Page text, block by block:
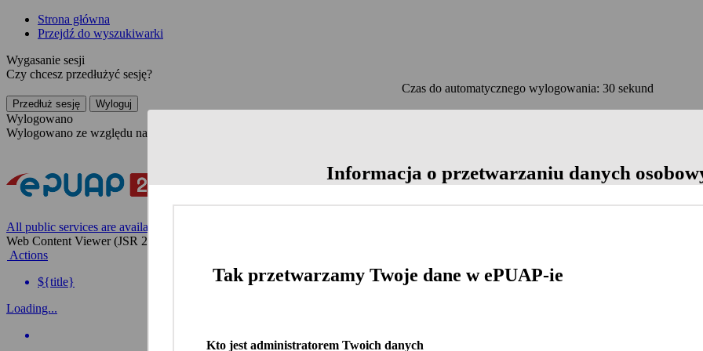
Strona główna
Przejdź do wyszukiwarki
Wygasanie sesji
Czy chcesz przedłużyć sesję?
Czas do automatycznego wylogowania: 30 sekund
Przedłuż sesję Wyloguj
Wylogowano
Wylogowano ze względu na nieaktywność
All public services are available on the Polish website
Informacja o przetwarzaniu danych
Tak przetwarzamy Twoje dane w ePUAP-ie
Kto jest administratorem Twoich danych
Web Content Viewer (JSR 286)
Actions
${title}
Loading...